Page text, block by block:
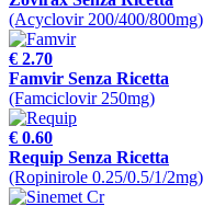
(Acyclovir 200/400/800mg)
€ 2.70
Famvir Senza Ricetta
(Famciclovir 250mg)
€ 0.60
Requip Senza Ricetta
(Ropinirole 0.25/0.5/1/2mg)